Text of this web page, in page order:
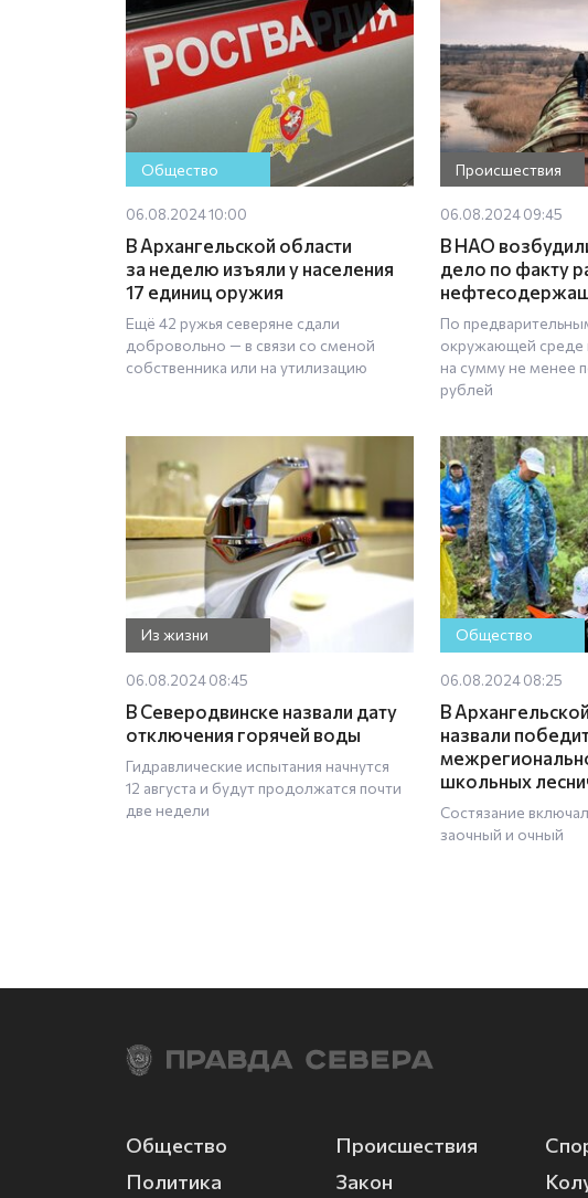
Общество
06.08.2024 10:00
В Архангельской области
за неделю изъяли у населения
17 единиц оружия
Ещё 42 ружья северяне сдали
добровольно — в связи со сменой
собственника или на утилизацию
Происшествия
06.08.2024 09:45
В НАО
дело по факту
По
окружающей среде
на сумму не менее
рублей
Из жизни
06.08.2024 08:45
В Северодвинске назвали дату
отключения горячей воды
Гидравлические испытания начнутся
12 августа и будут продолжатся почти
две недели
Общество
06.08.2024 08:25
В
назвали
школьных
Состязание
заочный и очный
Общество
Политика
Происшествия
Закон